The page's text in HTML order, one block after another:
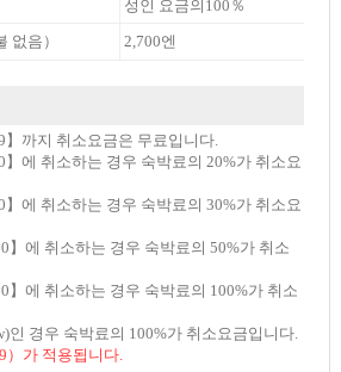
성인 요금의100％
없음） 2,700엔
까지 취소요금은 무료입니다.
에 취소하는 경우 숙박료의 20%가 취소요
에 취소하는 경우 숙박료의 30%가 취소요
에 취소하는 경우 숙박료의 50%가 취소
에 취소하는 경우 숙박료의 100%가 취소
인 경우 숙박료의 100%가 취소요금입니다.
가 적용됩니다.